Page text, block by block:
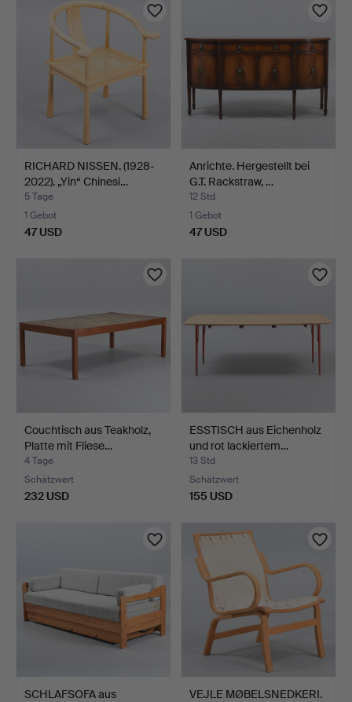
RICHARD NISSEN. (1928-
2022). „Yin“ Chinesi…
5 Tage
1 Gebot
47 USD
Anrichte. Hergestellt bei
G.T. Rackstraw, …
12 Std
1 Gebot
47 USD
Couchtisch aus Teakholz,
Platte mit Fliese…
4 Tage
Schätzwert
232 USD
ESSTISCH aus Eichenholz
und rot lackiertem…
13 Std
Schätzwert
155 USD
SCHLAFSOFA aus
VEJLE MØBELSNEDKERI.